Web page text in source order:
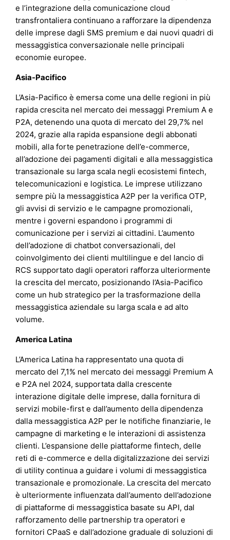
e l’integrazione della comunicazione cloud
transfrontaliera continuano a rafforzare la dipendenza
delle imprese dagli SMS premium e dai nuovi quadri di
messaggistica conversazionale nelle principali
economie europee.
Asia-Pacifico
L’Asia-Pacifico è emersa come una delle regioni in più
rapida crescita nel mercato dei messaggi Premium A e
P2A, detenendo una quota di mercato del 29,7% nel
2024, grazie alla rapida espansione degli abbonati
mobili, alla forte penetrazione dell’e-commerce,
all’adozione dei pagamenti digitali e alla messaggistica
transazionale su larga scala negli ecosistemi fintech,
telecomunicazioni e logistica. Le imprese utilizzano
sempre più la messaggistica A2P per la verifica OTP,
gli avvisi di servizio e le campagne promozionali,
mentre i governi espandono i programmi di
comunicazione per i servizi ai cittadini. L’aumento
dell’adozione di chatbot conversazionali, del
coinvolgimento dei clienti multilingue e del lancio di
RCS supportato dagli operatori rafforza ulteriormente
la crescita del mercato, posizionando l’Asia-Pacifico
come un hub strategico per la trasformazione della
messaggistica aziendale su larga scala e ad alto
volume.
America Latina
L’America Latina ha rappresentato una quota di
mercato del 7,1% nel mercato dei messaggi Premium A
e P2A nel 2024, supportata dalla crescente
interazione digitale delle imprese, dalla fornitura di
servizi mobile-first e dall’aumento della dipendenza
dalla messaggistica A2P per le notifiche finanziarie, le
campagne di marketing e le interazioni di assistenza
clienti. L’espansione delle piattaforme fintech, delle
reti di e-commerce e della digitalizzazione dei servizi
di utility continua a guidare i volumi di messaggistica
transazionale e promozionale. La crescita del mercato
è ulteriormente influenzata dall’aumento dell’adozione
di piattaforme di messaggistica basate su API, dal
rafforzamento delle partnership tra operatori e
fornitori CPaaS e dall’adozione graduale di soluzioni di